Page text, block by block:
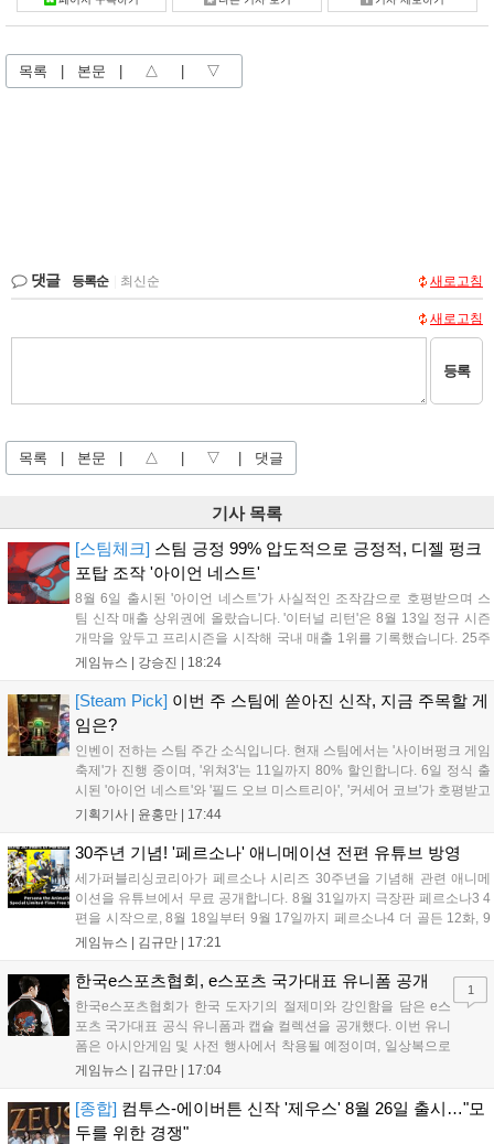
목록 본문 △ ▽
댓글 등록순 최신순 새로고침
새로고침
등록
목록 본문 △ ▽ 댓글
기사 목록
[스팀체크] 스팀 긍정 99% 압도적으로 긍정적, 디젤 펑크
포탑 조작 '아이언 네스트'
8월 6일 출시된 '아이언 네스트'가 사실적인 조작감으로 호평받으며 스
팀 신작 매출 상위권에 올랐습니다. '이터널 리턴'은 8월 13일 정규 시즌
개막을 앞두고 프리시즌을 시작해 국내 매출 1위를 기록했습니다. 25주
년을 맞은 '고스트 리콘' 시리즈는 8월 6일 쇼케이스와 함께 대규모 할인
로 수리 시뮬레이션 '리스토리'도 스팀에 정식 출시되었습니다....
게임뉴스 | 강승진 18:24
[Steam Pick] 이번 주 스팀에 쏟아진 신작, 지금 주목할 게
임은?
인벤이 전하는 스팀 주간 소식입니다. 현재 스팀에서는 '사이버펑크 게임
축제'가 진행 중이며, '위쳐3'는 11일까지 80% 할인합니다. 6일 정식 출
시된 '아이언 네스트'와 '필드 오브 미스트리아', '커세어 코브'가 호평받고
있습니다. 한편, 7일 출시된 '마블 투혼'은 태그 시스템에 대한 호불호가
랜드'는 7년 만의 대규모 업데이트 '라스트 라이츠'와 함께 95% 할인 중
입니다....
기획기사 | 윤홍만 17:44
30주년 기념! '페르소나' 애니메이션 전편 유튜브 방영
세가퍼블리싱코리아가 페르소나 시리즈 30주년을 기념해 관련 애니메
이션을 유튜브에서 무료 공개합니다. 8월 31일까지 극장판 페르소나3 4
편을 시작으로, 8월 18일부터 9월 17일까지 페르소나4 더 골든 12화, 9
월 15일부터 10월 14일까지 페르소나5 시리즈가 순차 공개됩니다. 또한
영상 및 대형 전광판에 소개될 예정입니다....
게임뉴스 | 김규만 17:21
한국e스포츠협회, e스포츠 국가대표 유니폼 공개
한국e스포츠협회가 한국 도자기의 절제미와 강인함을 담은 e스
포츠 국가대표 공식 유니폼과 캡슐 컬렉션을 공개했다. 이번 유니
폼은 아시안게임 및 사전 행사에서 착용될 예정이며, 일상복으로
구성된 컬렉션은 오는 8월 28일부터 골스튜디오 공식 홈페이지
서는 대회 규정에 따라 별도의 유니폼을 착용할 계획이다....
게임뉴스 | 김규만 17:04
1
[종합] 컴투스-에이버튼 신작 '제우스' 8월 26일 출시…"모
두를 위한 경쟁"